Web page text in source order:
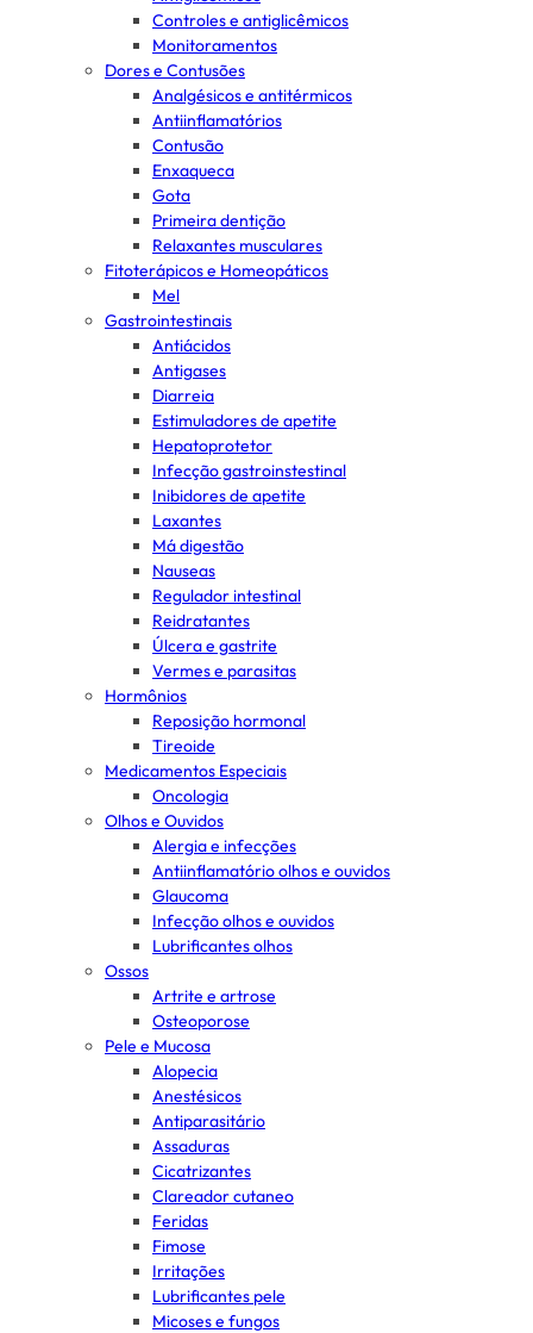
Controles e antiglicêmicos
Monitoramentos
Dores e Contusões
Analgésicos e antitérmicos
Antiinflamatórios
Contusão
Enxaqueca
Gota
Primeira dentição
Relaxantes musculares
Fitoterápicos e Homeopáticos
Mel
Gastrointestinais
Antiácidos
Antigases
Diarreia
Estimuladores de apetite
Hepatoprotetor
Infecção gastroinstestinal
Inibidores de apetite
Laxantes
Má digestão
Nauseas
Regulador intestinal
Reidratantes
Úlcera e gastrite
Vermes e parasitas
Hormônios
Reposição hormonal
Tireoide
Medicamentos Especiais
Oncologia
Olhos e Ouvidos
Alergia e infecções
Antiinflamatório olhos e ouvidos
Glaucoma
Infecção olhos e ouvidos
Lubrificantes olhos
Ossos
Artrite e artrose
Osteoporose
Pele e Mucosa
Alopecia
Anestésicos
Antiparasitário
Assaduras
Cicatrizantes
Clareador cutaneo
Feridas
Fimose
Irritações
Lubrificantes pele
Micoses e fungos